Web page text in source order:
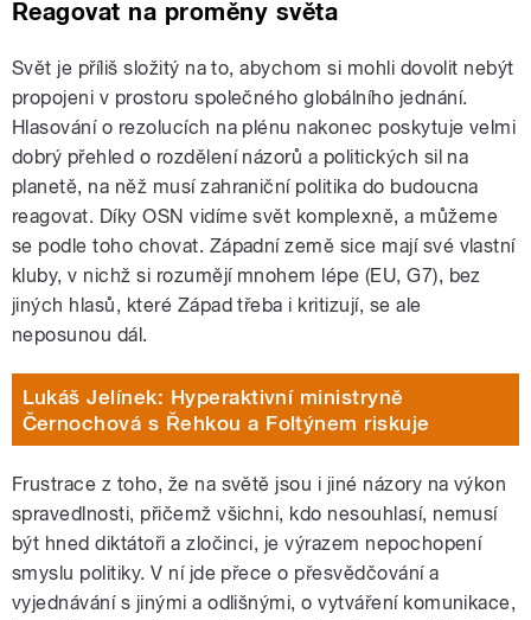
Reagovat na proměny světa
Svět je příliš složitý na to, abychom si mohli dovolit nebýt
propojeni v prostoru společného globálního jednání.
Hlasování o rezolucích na plénu nakonec poskytuje velmi
dobrý přehled o rozdělení názorů a politických sil na
planetě, na něž musí zahraniční politika do budoucna
reagovat. Díky OSN vidíme svět komplexně, a můžeme
se podle toho chovat. Západní země sice mají své vlastní
kluby, v nichž si rozumějí mnohem lépe (EU, G7), bez
jiných hlasů, které Západ třeba i kritizují, se ale
neposunou dál.
Lukáš Jelínek: Hyperaktivní ministryně
Černochová s Řehkou a Foltýnem riskuje
Frustrace z toho, že na světě jsou i jiné názory na výkon
spravedlnosti, přičemž všichni, kdo nesouhlasí, nemusí
být hned diktátoři a zločinci, je výrazem nepochopení
smyslu politiky. V ní jde přece o přesvědčování a
vyjednávání s jinými a odlišnými, o vytváření komunikace,